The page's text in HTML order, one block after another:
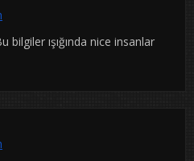
bilgiler ışığında nice insanlar